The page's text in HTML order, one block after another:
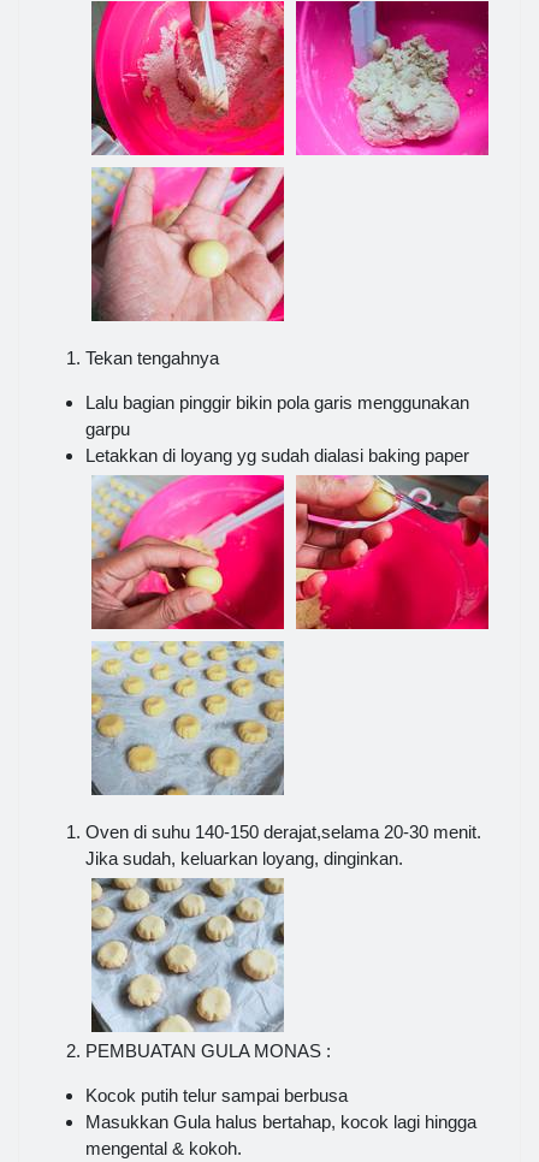
Tekan tengahnya
Lalu bagian pinggir bikin pola garis menggunakan
garpu
Letakkan di loyang yg sudah dialasi baking paper
Oven di suhu 140-150 derajat,selama 20-30 menit.
Jika sudah, keluarkan loyang, dinginkan.
PEMBUATAN GULA MONAS :
Kocok putih telur sampai berbusa
Masukkan Gula halus bertahap, kocok lagi hingga
mengental & kokoh.